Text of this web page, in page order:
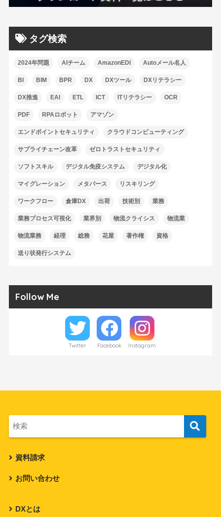
タグ検索
2024年問題 AIチーム AmazonEDI Autoメール名人
BI BIM BPR DX DXツール DXリテラシー
DX推進 EAI ETL ICT ITリテラシー OCR
PDF RPAロボット アマゾン
エンドポイントセキュリティ クラウドコンピューティング
サプライチェーン改革 ゼロトラストセキュリティ
ソフトスキル デジタル免疫システム デジタル化
マイグレーション メタバース リスキリング
ワークフロー 倉庫DX 出荷 技術別 業務
業務プロセス可視化 業界別 物流クライシス 物流業
物流業務 経理 総務 花屋 著作権 資格
送り状発行システム
Follow Me
Twitter Facebook Instagram
資料請求
お問い合わせ
DXとは